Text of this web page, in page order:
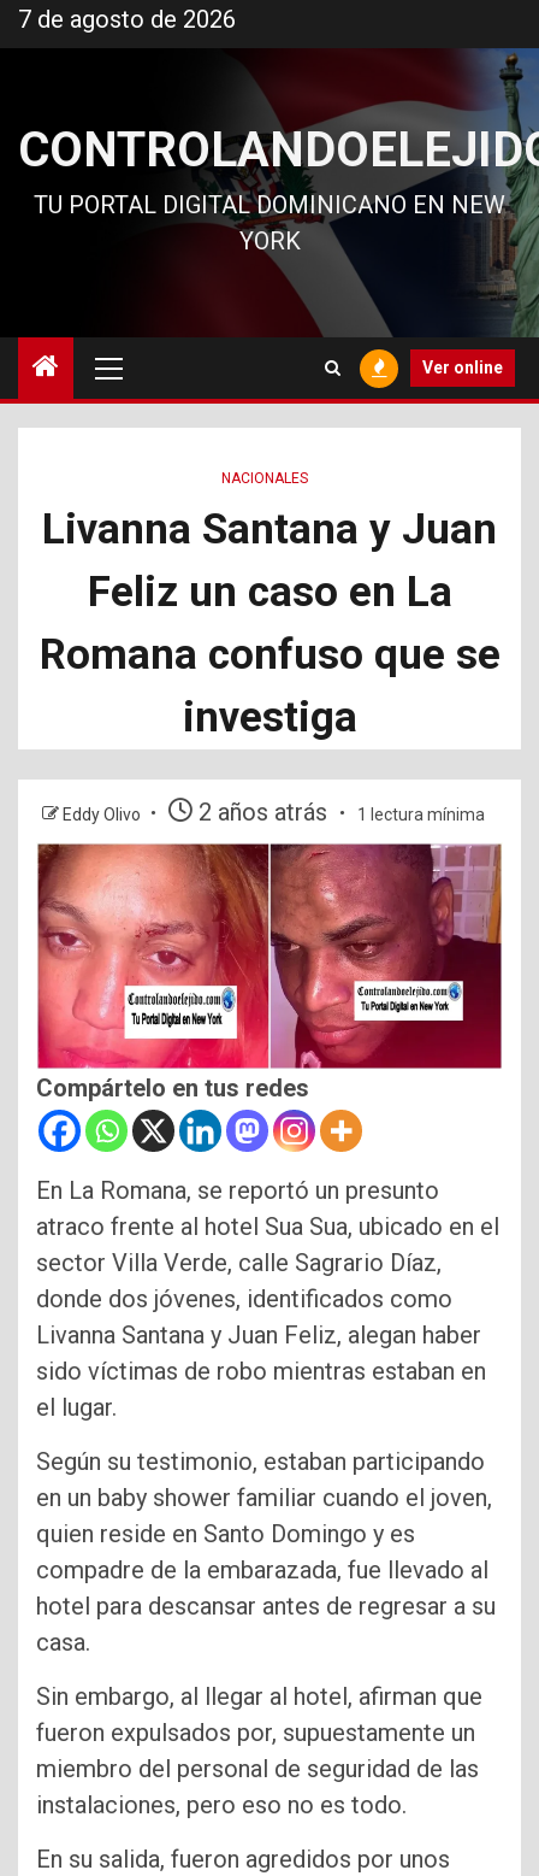
al
7 de agosto de 2026
TU PORTAL DIGITAL DOMINICANO EN NEW
YORK
principal
Ver online
NACIONALES
Livanna Santana y Juan
Feliz un caso en La
Romana confuso que se
investiga
Eddy Olivo 2 años atrás 1 lectura mínima
Compártelo en tus redes
En La Romana, se reportó un presunto
atraco frente al hotel Sua Sua, ubicado en el
sector Villa Verde, calle Sagrario Díaz,
donde dos jóvenes, identificados como
Livanna Santana y Juan Feliz, alegan haber
sido víctimas de robo mientras estaban en
el lugar.
Según su testimonio, estaban participando
en un baby shower familiar cuando el joven,
quien reside en Santo Domingo y es
compadre de la embarazada, fue llevado al
hotel para descansar antes de regresar a su
casa.
Sin embargo, al llegar al hotel, afirman que
fueron expulsados por, supuestamente un
miembro del personal de seguridad de las
instalaciones, pero eso no es todo.
En su salida, fueron agredidos por unos